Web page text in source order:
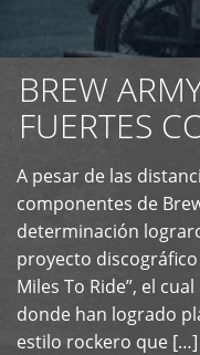
BREW
FUERTES
A pesar de las
componentes de
determinación
proyecto
Miles To Ride”, el
donde han logrado
estilo rockero que […]